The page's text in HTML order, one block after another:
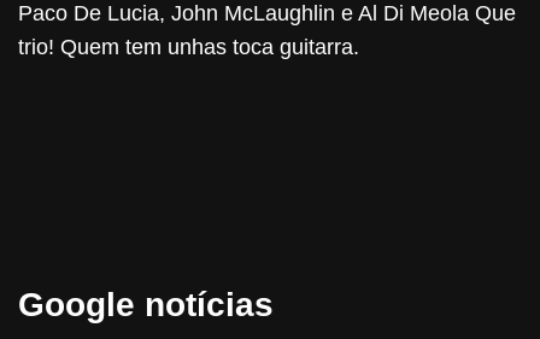
Paco De Lucia, John McLaughlin e Al Di Meola Que
trio! Quem tem unhas toca guitarra.
Google notícias